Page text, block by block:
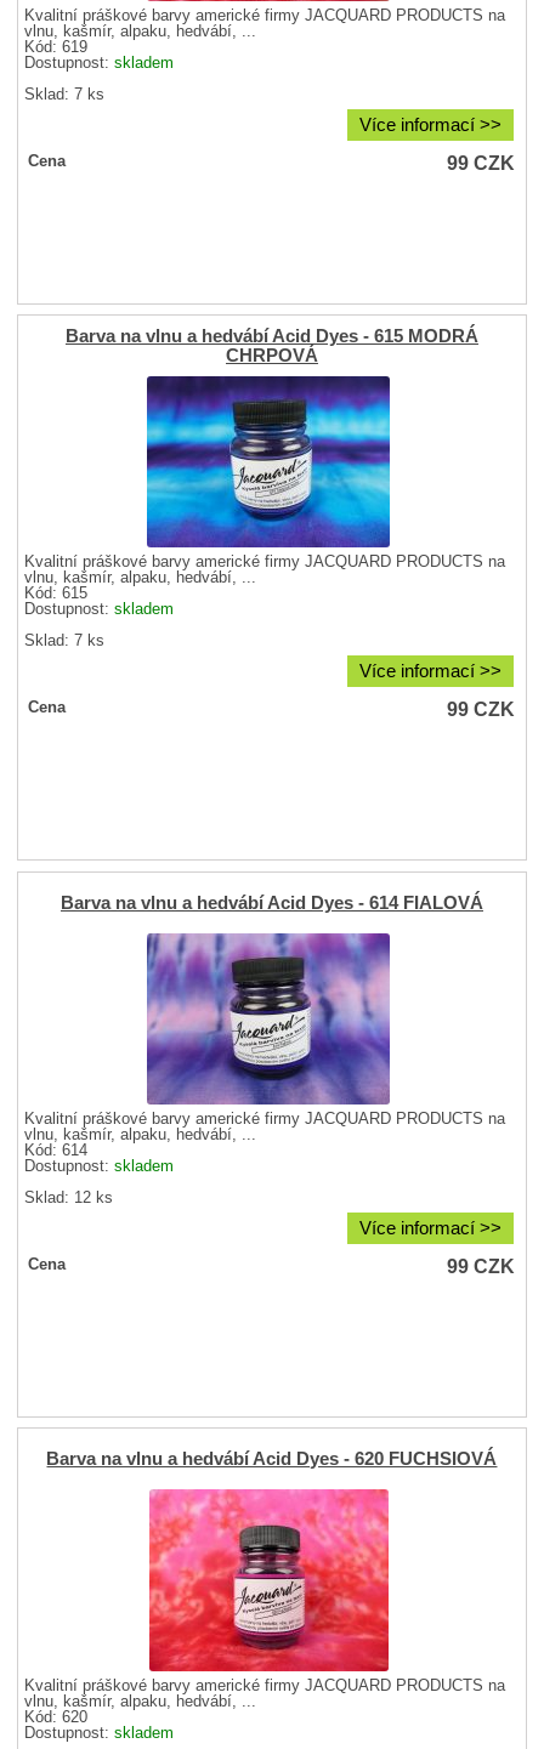
Kvalitní práškové barvy americké firmy JACQUARD PRODUCTS na
vlnu, kašmír, alpaku, hedvábí, ...
Kód: 619
Dostupnost:skladem
Sklad: 7 ks
Více informací >>
Cena 99CZK
Barva na vlnu a hedvábí Acid Dyes - 615 MODRÁ
CHRPOVÁ
Kvalitní práškové barvy americké firmy JACQUARD PRODUCTS na
vlnu, kašmír, alpaku, hedvábí, ...
Kód: 615
Dostupnost:skladem
Sklad: 7 ks
Více informací >>
Cena 99CZK
Barva na vlnu a hedvábí Acid Dyes - 614 FIALOVÁ
Kvalitní práškové barvy americké firmy JACQUARD PRODUCTS na
vlnu, kašmír, alpaku, hedvábí, ...
Kód: 614
Dostupnost:skladem
Sklad: 12 ks
Více informací >>
Cena 99CZK
Barva na vlnu a hedvábí Acid Dyes - 620 FUCHSIOVÁ
Kvalitní práškové barvy americké firmy JACQUARD PRODUCTS na
vlnu, kašmír, alpaku, hedvábí, ...
Kód: 620
Dostupnost:skladem